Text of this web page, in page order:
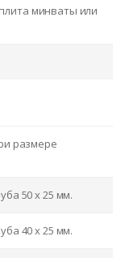
минваты или
размере
50 х 25 мм.
40 х 25 мм.